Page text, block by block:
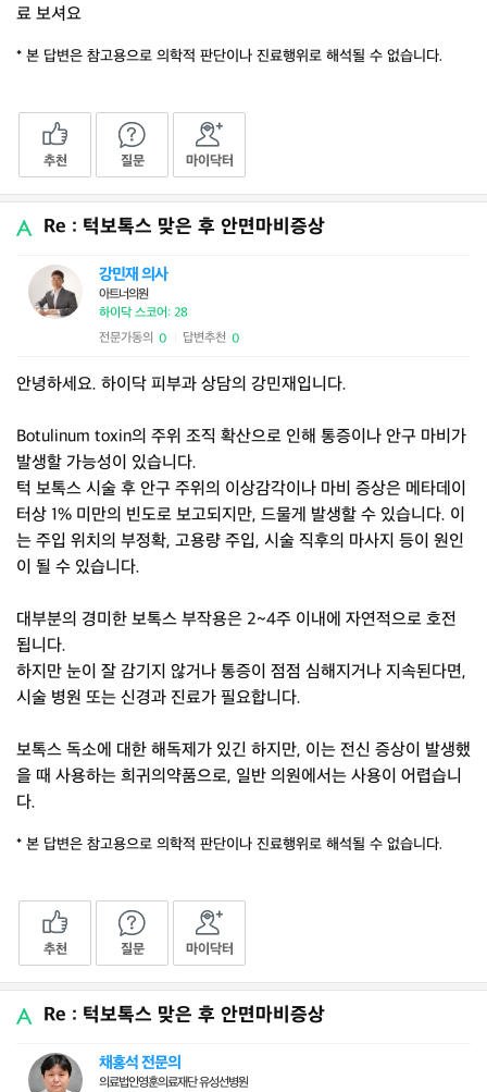
료 보셔요
* 본 답변은 참고용으로 의학적 판단이나 진료행위로 해석될 수 없습니다.
추천 질문 마이닥터
Re : 턱보톡스 맞은 후 안면마비증상
강민재 의사
아트너의원
하이닥 스코어: 28
전문가동의 0 답변추천 0
안녕하세요. 하이닥 피부과 상담의 강민재입니다.
Botulinum toxin의 주위 조직 확산으로 인해 통증이나 안구 마비가
발생할 가능성이 있습니다.
턱 보톡스 시술 후 안구 주위의 이상감각이나 마비 증상은 메타데이
터상 1% 미만의 빈도로 보고되지만, 드물게 발생할 수 있습니다. 이
는 주입 위치의 부정확, 고용량 주입, 시술 직후의 마사지 등이 원인
이 될 수 있습니다.
대부분의 경미한 보톡스 부작용은 2~4주 이내에 자연적으로 호전
됩니다.
하지만 눈이 잘 감기지 않거나 통증이 점점 심해지거나 지속된다면,
시술 병원 또는 신경과 진료가 필요합니다.
보톡스 독소에 대한 해독제가 있긴 하지만, 이는 전신 증상이 발생했
을 때 사용하는 희귀의약품으로, 일반 의원에서는 사용이 어렵습니
다.
* 본 답변은 참고용으로 의학적 판단이나 진료행위로 해석될 수 없습니다.
추천 질문 마이닥터
Re : 턱보톡스 맞은 후 안면마비증상
채홍석 전문의
의료법인영훈의료재단 유성선병원